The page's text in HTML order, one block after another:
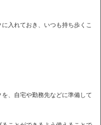
入れておき、いつも持ち歩くこ
、自宅や勤務先などに準備して